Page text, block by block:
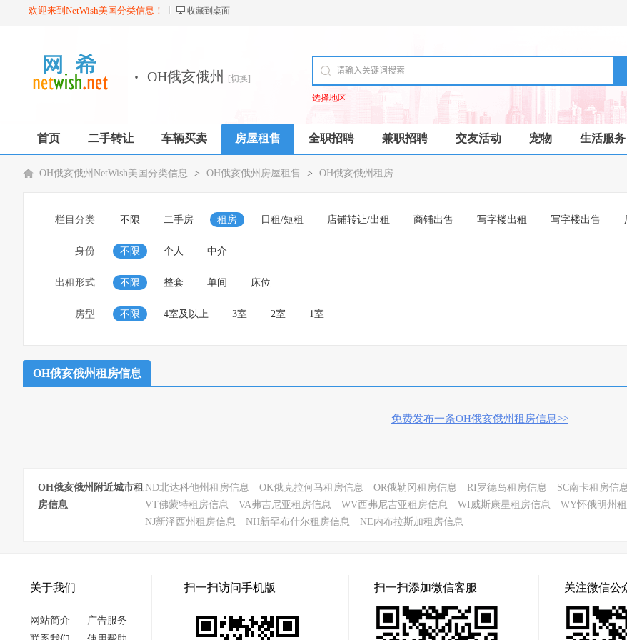
欢迎来到NetWish美国分类信息！ 收藏到桌面
· OH俄亥俄州
[切换]
选择地区
首页 二手转让 车辆买卖 房屋租售 全职招聘 兼职招聘 交友活动 宠物 生活服务
OH俄亥俄州NetWish美国分类信息 > OH俄亥俄州房屋租售 > OH俄亥俄州租房
栏目分类 不限 二手房 租房 日租/短租 店铺转让/出租 商铺出售 写字楼出租 写字楼出售
身份 不限 个人 中介
出租形式 不限 整套 单间 床位
房型 不限 4室及以上 3室 2室 1室
OH俄亥俄州租房信息
免费发布一条OH俄亥俄州租房信息>>
OH俄亥俄州附近城市租
房信息
ND北达科他州租房信息 OK俄克拉何马租房信息 OR俄勒冈租房信息 RI罗德岛租房信息 SC南卡租房信
VT佛蒙特租房信息
VA弗吉尼亚租房信息 WV西弗尼吉亚租房信息 WI威斯康星租房信息 WY怀俄明州
NJ新泽西州租房信息
NH新罕布什尔租房信息 NE内布拉斯加租房信息
关于我们
网站简介
广告服务
扫一扫访问手机版 扫一扫添加微信客服 关注微信公